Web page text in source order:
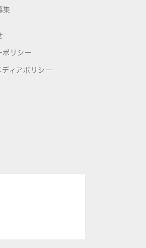
集
ポリシー
ディアポリシー